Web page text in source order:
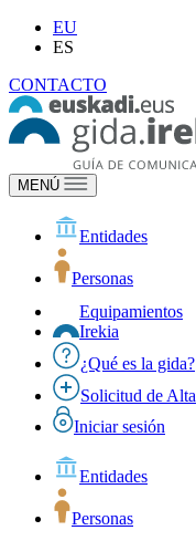
EU
ES
CONTACTO
MENÚ
Entidades
Personas
Equipamientos
Irekia
¿Qué es la gida?
Solicitud de Alta
Iniciar sesión
Entidades
Personas